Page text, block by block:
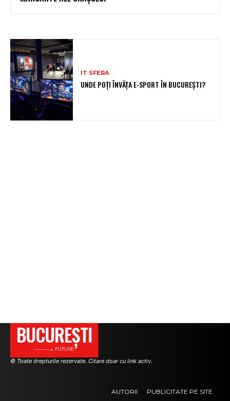
BUCUREŞTI
———→ FUTURE
© Toate drepturile rezervate. Citare doar cu link activ.
AUTORII PUBLICITATE PE SITE